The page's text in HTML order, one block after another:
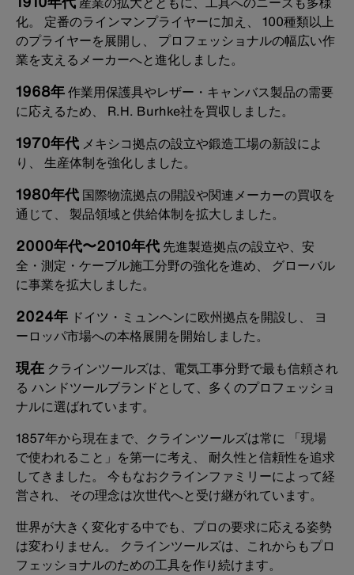
化。 定番のラインマンプライヤーに加え、 100種類以上
のプライヤーを展開し、 プロフェッショナルの幅広い作
業を支えるメーカーへと進化しました。
1968年作業用保護具やレザー・キャンバス製品の需要
に応えるため、 R.H. Burhke社を買収しました。
1970年代 メキシコ拠点の設立や鍛造工場の新設によ
り、 生産体制を強化しました。
1980年代 国際物流拠点の開設や関連メーカーの買収を
通じて、 製品領域と供給体制を拡大しました。
2000年代〜2010年代 先進製造拠点の設立や、安
全・測定・ケーブル施工分野の強化を進め、 グローバル
に事業を拡大しました。
2024年 ドイツ・ミュンヘンに欧州拠点を開設し、 ヨ
ーロッパ市場への本格展開を開始しました。
現在 クラインツールズは、電気工事分野で最も信頼され
る ハンドツールブランドとして、多くのプロフェッショ
ナルに選ばれています。
1857年から現在まで、クラインツールズは常に 「現場
で使われること」を第一に考え、 耐久性と信頼性を追求
してきました。 今もなおクラインファミリーによって経
営され、 その理念は次世代へと受け継がれています。
世界が大きく変化する中でも、プロの要求に応える姿勢
は変わりません。 クラインツールズは、これからもプロ
フェッショナルのための工具を作り続けます。